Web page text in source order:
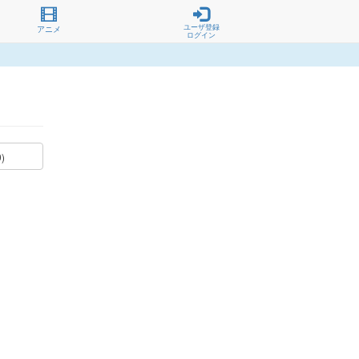
アニメ
ユーザ登録
ログイン